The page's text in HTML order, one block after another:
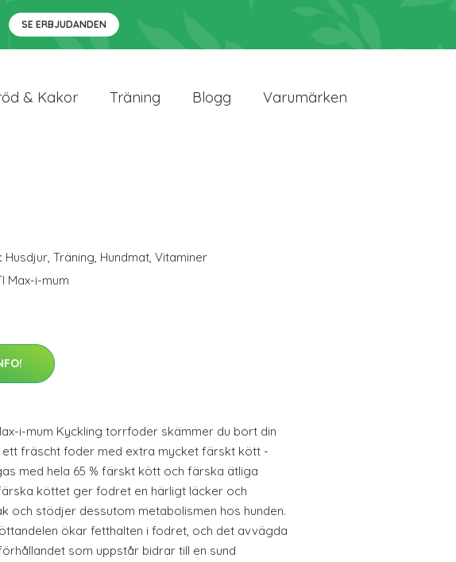
SE ERBJUDANDEN
& Kakor Träning Blogg Varumärken
Husdjur, Träning, Hundmat, Vitaminer
Max-i-mum
i-mum Kyckling torrfoder skämmer du bort din
fräscht foder med extra mycket färskt kött -
med hela 65 % färskt kött och färska ätliga
köttet ger fodret en härligt läcker och
och stödjer dessutom metabolismen hos hunden.
ökar fetthalten i fodret, och det avvägda
som uppstår bidrar till en sund